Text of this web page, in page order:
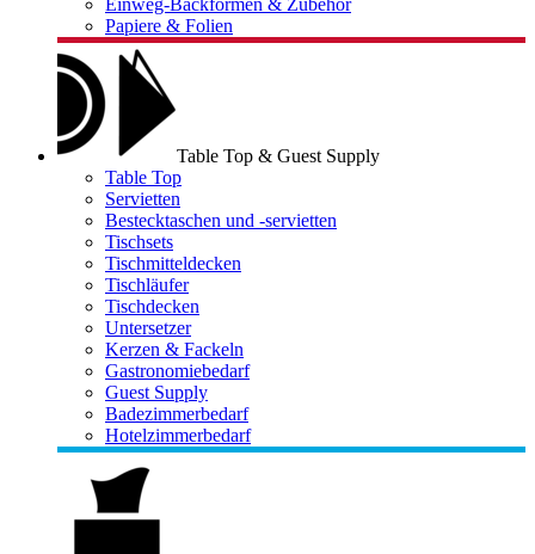
Einweg-Backformen & Zubehör
Papiere & Folien
Table Top & Guest Supply
Table Top
Servietten
Bestecktaschen und -servietten
Tischsets
Tischmitteldecken
Tischläufer
Tischdecken
Untersetzer
Kerzen & Fackeln
Gastronomiebedarf
Guest Supply
Badezimmerbedarf
Hotelzimmerbedarf